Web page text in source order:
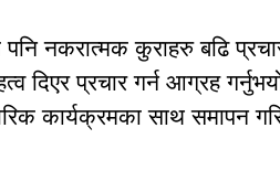
नकरात्मक कुराहरु बढि
दिएर प्रचार गर्न आग्रह
कार्यक्रमका साथ समापन